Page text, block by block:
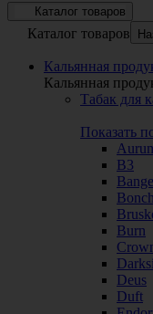
Каталог товаров
Каталог товаров
Кальянная
Кальянная
Табак для
Показать
B3
Burn
Deus
Duft